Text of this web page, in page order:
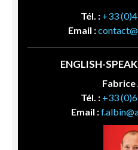
Tél. : +33
Email :
ENGLISH-
Fabrice
Tél. : +33
Email :